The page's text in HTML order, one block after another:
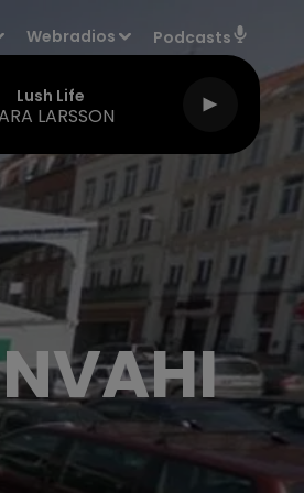
Webradios Podcasts
Lush Life
LARSSON